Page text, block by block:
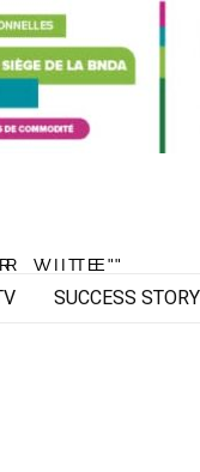
VITE"
VITE"
SUCCESS STORY